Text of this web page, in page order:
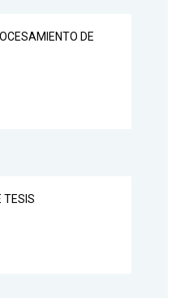
DE
TESIS